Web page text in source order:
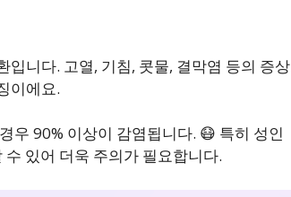
입니다. 고열, 기침, 콧물, 결막염 등의 증상
이에요.
우 90% 이상이 감염됩니다. 😷 특히 성인
수 있어 더욱 주의가 필요합니다.